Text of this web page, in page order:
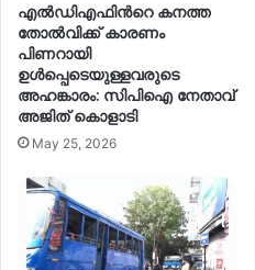
എൽഡിഎഫിന്‍റെ കനത്ത
തോൽവിക്ക് കാരണം
പിണറായി
ഉൾപ്പെടെയുള്ളവരുടെ
അഹങ്കാരം: സിപിഐ നേതാവ്
അജിത് കൊളാടി
May 25, 2026